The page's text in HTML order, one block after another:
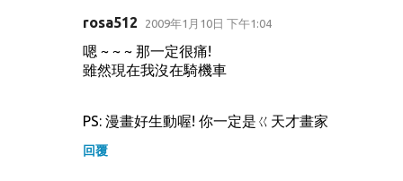
rosa512 2009年1月10日 下午1:04
嗯 ~ ~ ~ 那一定很痛!
雖然現在我沒在騎機車
PS: 漫畫好生動喔! 你一定是ㄍ天才畫家
回覆